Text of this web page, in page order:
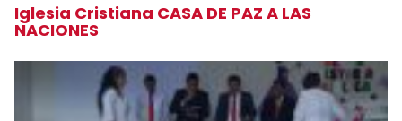
Iglesia Cristiana CASA DE PAZ A LAS
NACIONES